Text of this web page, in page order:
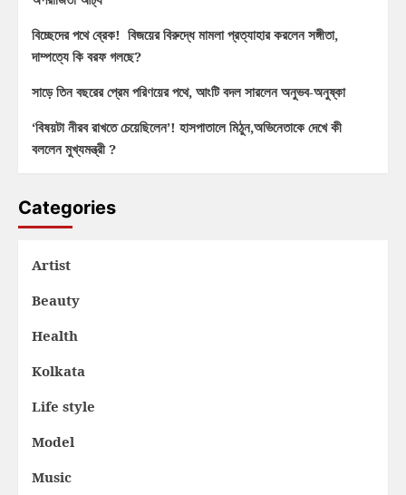
বিচ্ছেদের পথে ব্রেক! বিজয়ের বিরুদ্ধে মামলা প্রত্যাহার করলেন সঙ্গীতা,
দাম্পত্যে কি বরফ গলছে?
সাড়ে তিন বছরের প্রেম পরিণয়ের পথে, আংটি বদল সারলেন অনুভব-অনুষ্কা
‘বিষয়টা নীরব রাখতে চেয়েছিলেন’! হাসপাতালে মিঠুন,অভিনেতাকে দেখে কী
বললেন মুখ্যমন্ত্রী ?
Categories
Artist
Beauty
Health
Kolkata
Life style
Model
Music